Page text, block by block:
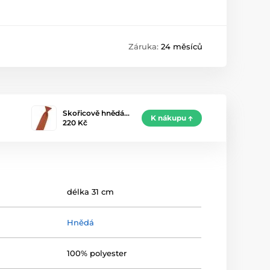
Záruka: 24 měsíců
Skořicově hnědá…
220 Kč
K nákupu
délka 31 cm
Hnědá
100% polyester